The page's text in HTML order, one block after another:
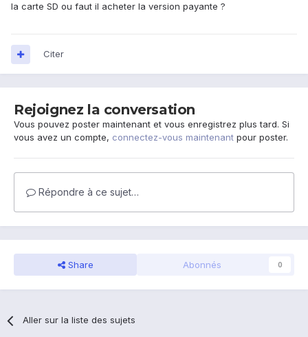
la carte SD ou faut il acheter la version payante ?
Citer
Rejoignez la conversation
Vous pouvez poster maintenant et vous enregistrez plus tard. Si
vous avez un compte, connectez-vous maintenant pour poster.
Répondre à ce sujet…
Share Abonnés 0
Aller sur la liste des sujets